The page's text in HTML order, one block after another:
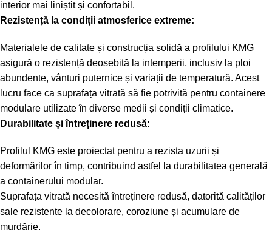
interior mai liniștit și confortabil.
Rezistență la condiții atmosferice extreme:
Materialele de calitate și construcția solidă a profilului KMG
asigură o rezistență deosebită la intemperii, inclusiv la ploi
abundente, vânturi puternice și variații de temperatură. Acest
lucru face ca suprafața vitrată să fie potrivită pentru containere
modulare utilizate în diverse medii și condiții climatice.
Durabilitate și întreținere redusă:
Profilul KMG este proiectat pentru a rezista uzurii și
deformărilor în timp, contribuind astfel la durabilitatea generală
a containerului modular.
Suprafața vitrată necesită întreținere redusă, datorită calităților
sale rezistente la decolorare, coroziune și acumulare de
murdărie.